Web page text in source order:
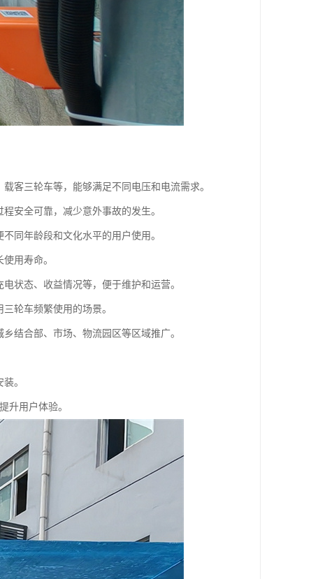
客三轮车等，能够满足不同电压和电流需求。
安全可靠，减少意外事故的发生。
同年龄段和文化水平的用户使用。
用寿命。
状态、收益情况等，便于维护和运营。
轮车频繁使用的场景。
结合部、市场、物流园区等区域推广。
。
升用户体验。